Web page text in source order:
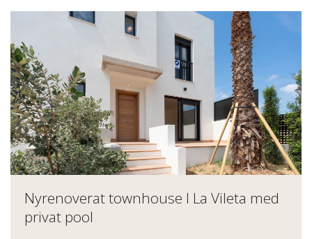
Nyrenoverat townhouse I La Vileta med
privat pool